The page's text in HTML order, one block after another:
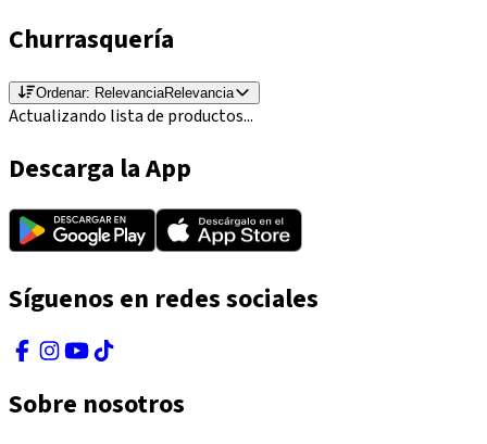
Churrasquería
Ordenar: RelevanciaRelevancia
Actualizando lista de productos...
Descarga la App
Síguenos en redes sociales
Sobre nosotros